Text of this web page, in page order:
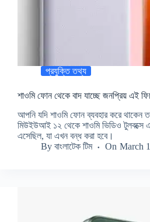
প্রযুক্তি তথ্য
শাওমি ফোন থেকে বাদ যাচ্ছে জনপ্রিয় এই
আপনি যদি শাওমি ফোন ব্যবহার করে থাকেন
মিউইউআই ১২ থেকে শাওমি ভিডিও টুলবক্সে
এসেছিল, যা এখন বন্ধ করা হবে।
By বাংলাটেক টিম On March